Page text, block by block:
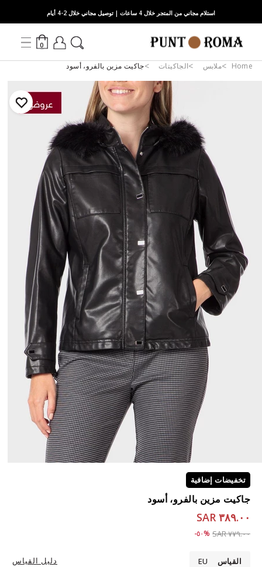
استلام مجاني من المتجر خلال 4 ساعات | توصيل مجاني خلال 2-4 أيام
0
Home ملابس الجاكيتات جاكيت مزين بالفرو، أسود
تخفيضات إضافية
جاكيت مزين بالفرو، أسود
٣٨٩.٠٠ SAR
Price reduced from
٧٧٩.٠٠ SAR to ٣٨٩.٠٠ SAR%٥٠-
القياس EU دليل القياس